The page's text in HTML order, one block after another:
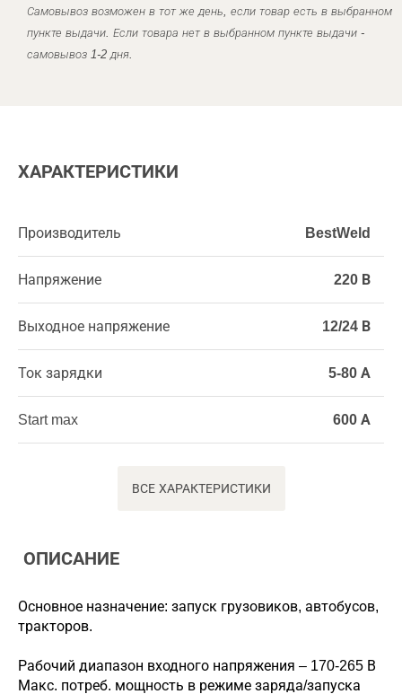
Самовывоз возможен в тот же день, если товар есть в выбранном
пункте выдачи. Если товара нет в выбранном пункте выдачи -
самовывоз 1-2 дня.
ХАРАКТЕРИСТИКИ
Производитель BestWeld
Напряжение 220 В
Выходное напряжение 12/24 В
Ток зарядки 5-80 А
Start max 600 А
ВСЕ ХАРАКТЕРИСТИКИ
ОПИСАНИЕ
Основное назначение: запуск грузовиков, автобусов,
тракторов.
Рабочий диапазон входного напряжения – 170-265 В
Макс. потреб. мощность в режиме заряда/запуска